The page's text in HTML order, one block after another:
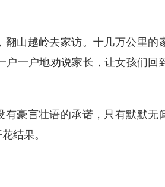
山越岭去家访。十几万公里的
户一户地劝说家长，让女孩们回
豪言壮语的承诺，只有默默无
结果。